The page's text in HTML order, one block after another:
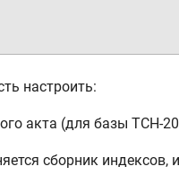
настроить:
акта (для базы ТСН-
сборник индексов,